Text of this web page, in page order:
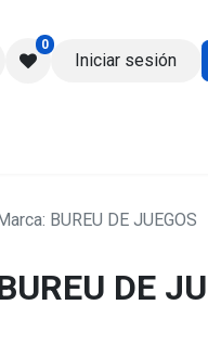
0
Iniciar sesión
BUREU DE JUEGOS
DE